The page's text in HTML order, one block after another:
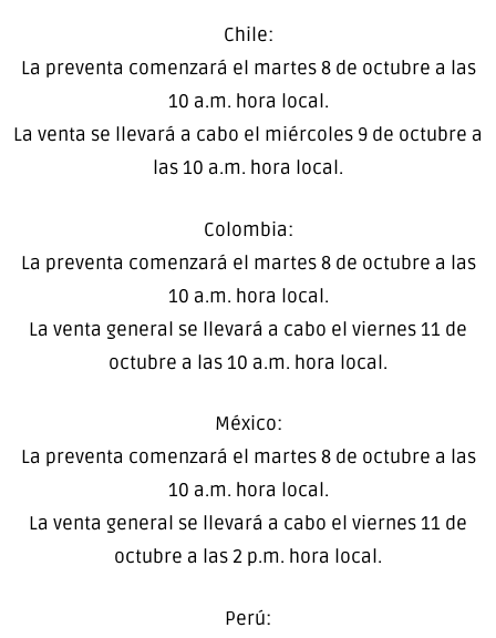
Chile:
La preventa comenzará el martes 8 de octubre a las
10 a.m. hora local.
La venta se llevará a cabo el miércoles 9 de octubre a
las 10 a.m. hora local.
Colombia:
La preventa comenzará el martes 8 de octubre a las
10 a.m. hora local.
La venta general se llevará a cabo el viernes 11 de
octubre a las 10 a.m. hora local.
México:
La preventa comenzará el martes 8 de octubre a las
10 a.m. hora local.
La venta general se llevará a cabo el viernes 11 de
octubre a las 2 p.m. hora local.
Perú: